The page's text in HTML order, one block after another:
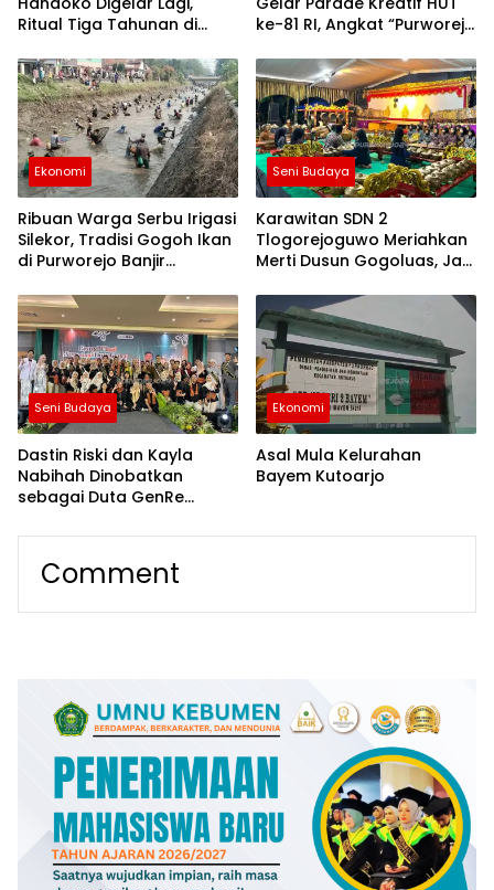
Ritual Tiga Tahunan di
Perjuangan Diponegoro
ke-81 RI, Angkat “Purworejo
Ekonomi Kreatif dan
Program Daerah
Ekonomi
Ribuan Warga Serbu Irigasi
Silekor, Tradisi Gogoh Ikan
di Purworejo Banjir
Seni Budaya
Karawitan SDN 2
Tlogorejoguwo Meriahkan
Merti Dusun Gogoluas, Jadi
Lestarikan Budaya Jawa
Seni Budaya
Dastin Riski dan Kayla
Nabihah Dinobatkan
sebagai Duta GenRe
Agen Perubahan Remaja
Ekonomi
Asal Mula Kelurahan
Bayem Kutoarjo
Comment